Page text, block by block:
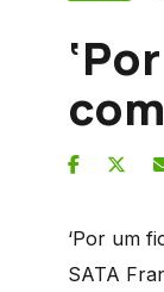
‘Por um
SATA